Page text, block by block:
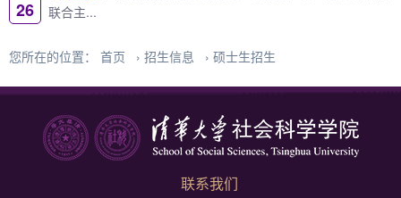
您所在的位置： 首页 › 招生信息 › 硕士生招生
26
联合主...
联系我们